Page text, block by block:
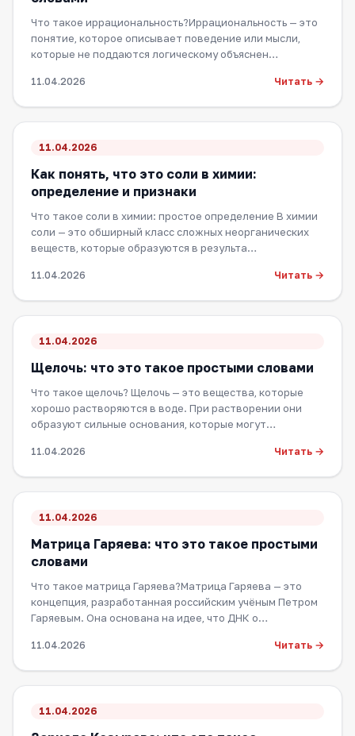
Что такое иррациональность?Иррациональность — это
понятие, которое описывает поведение или мысли,
которые не поддаются логическому объяснен…
11.04.2026 Читать →
11.04.2026
Как понять, что это соли в химии:
определение и признаки
Что такое соли в химии: простое определение В химии
соли — это обширный класс сложных неорганических
веществ, которые образуются в результа…
11.04.2026 Читать →
11.04.2026
Щелочь: что это такое простыми словами
Что такое щелочь? Щелочь — это вещества, которые
хорошо растворяются в воде. При растворении они
образуют сильные основания, которые могут…
11.04.2026 Читать →
11.04.2026
Матрица Гаряева: что это такое простыми
словами
Что такое матрица Гаряева?Матрица Гаряева — это
концепция, разработанная российским учёным Петром
Гаряевым. Она основана на идее, что ДНК о…
11.04.2026 Читать →
11.04.2026